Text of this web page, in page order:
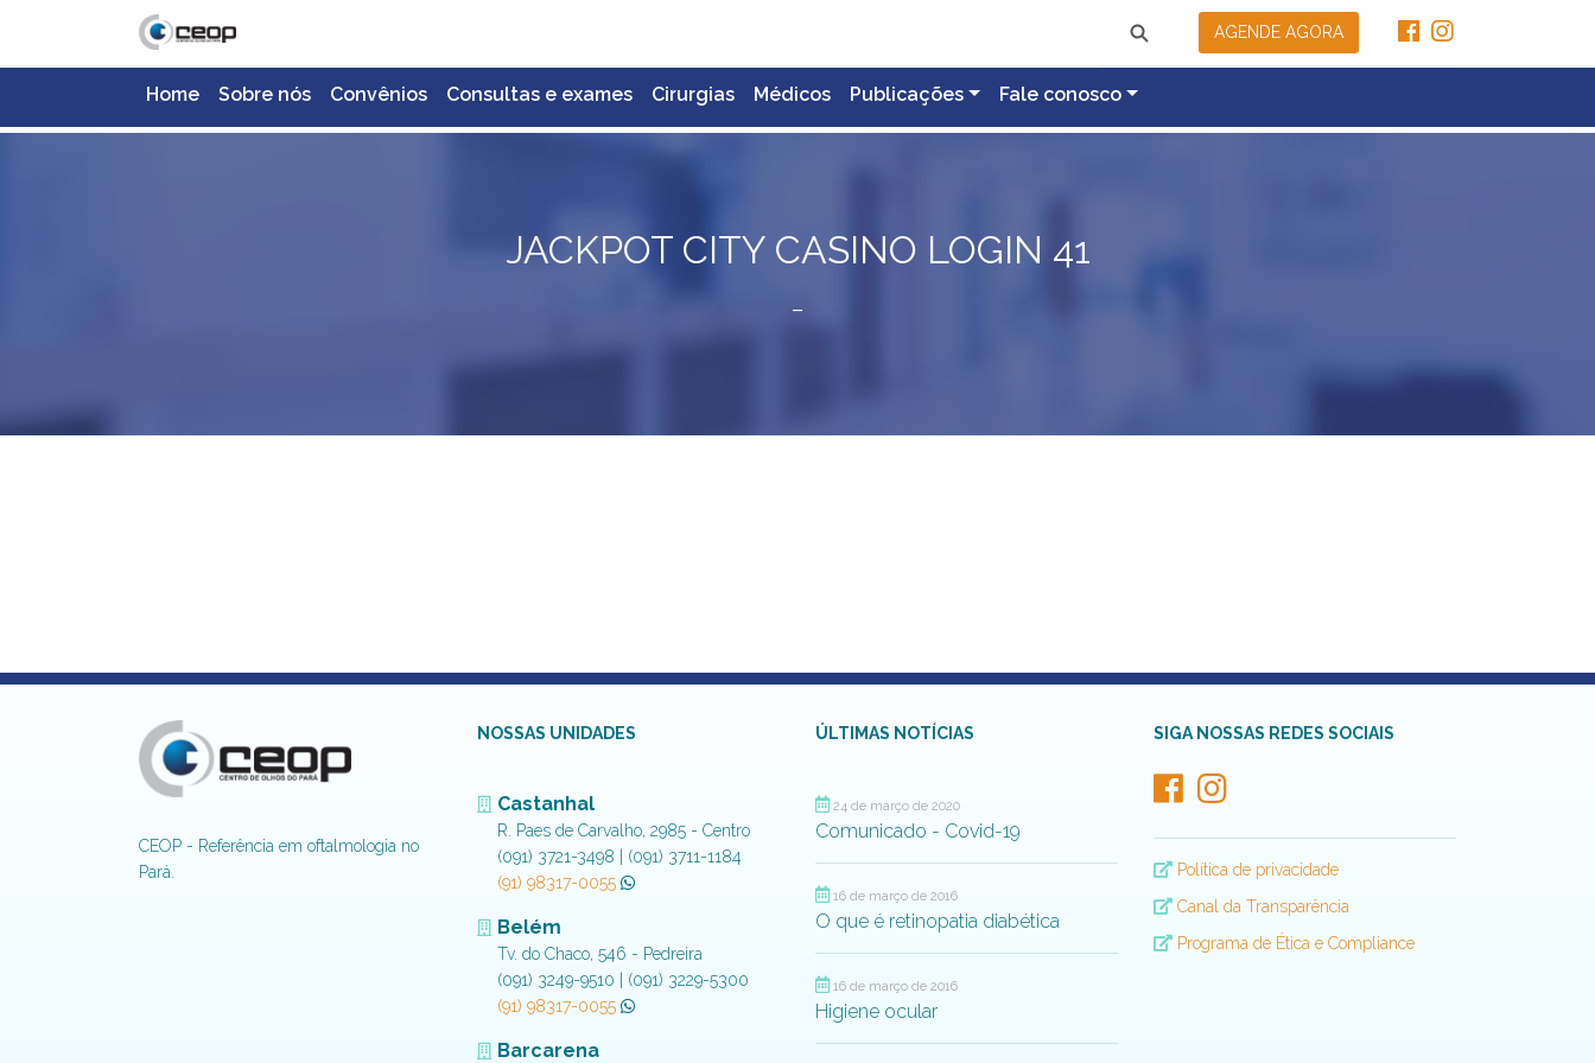
AGENDE AGORA
Home Sobre nós Convênios Consultas e exames Cirurgias Médicos Publicações Fale conosco
JACKPOT CITY CASINO LOGIN 41
–
CEOP - Referência em oftalmologia no
Pará.
NOSSAS UNIDADES
Castanhal
R. Paes de Carvalho, 2985 - Centro
(091) 3721-3498 | (091) 3711-1184
(91) 98317-0055
Belém
Tv. do Chaco, 546 - Pedreira
(091) 3249-9510 | (091) 3229-5300
(91) 98317-0055
Barcarena
ÚLTIMAS NOTÍCIAS
24 de março de 2020
Comunicado - Covid-19
16 de março de 2016
O que é retinopatia diabética
16 de março de 2016
Higiene ocular
SIGA NOSSAS REDES SOCIAIS
Política de privacidade
Canal da Transparência
Programa de Ética e Compliance